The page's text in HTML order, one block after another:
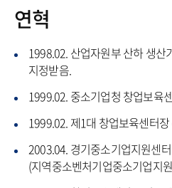
연혁
1998.02. 산업자원부 산하 생산
지정받음.
1999.02. 중소기업청 창업보육
1999.02. 제1대 창업보육센터
2003.04. 경기중소기업지원센
(지역중소벤처기업중소기업지